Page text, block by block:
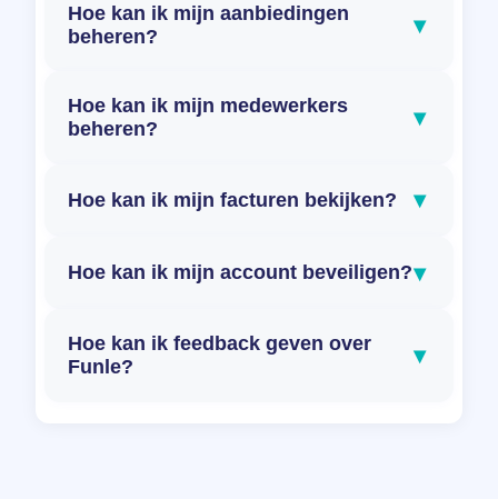
Hoe kan ik mijn aanbiedingen
beheren?
▾
Hoe kan ik mijn medewerkers
beheren?
▾
Hoe kan ik mijn facturen bekijken? ▾
Hoe kan ik mijn account beveiligen?▾
Hoe kan ik feedback geven over
Funle?
▾